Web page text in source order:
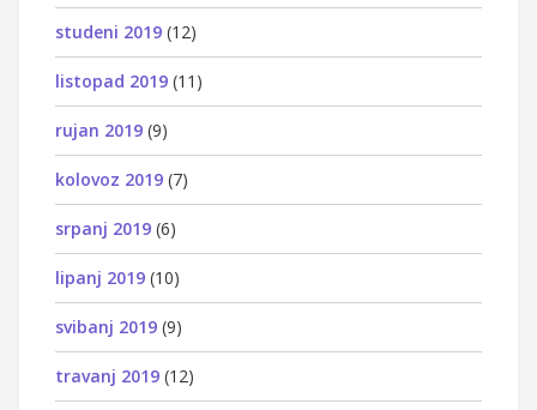
studeni 2019 (12)
listopad 2019 (11)
rujan 2019 (9)
kolovoz 2019 (7)
srpanj 2019 (6)
lipanj 2019 (10)
svibanj 2019 (9)
travanj 2019 (12)